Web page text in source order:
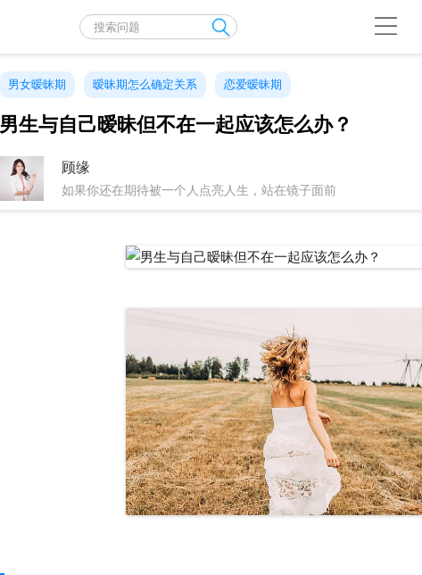
男女暧昧期 暧昧期怎么确定关系 恋爱暧昧期
男生与自己暧昧但不在一起应该怎么办？
顾缘
如果你还在期待被一个人点亮人生，站在镜子面前